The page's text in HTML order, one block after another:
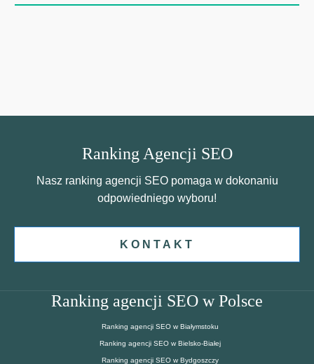
Ranking Agencji SEO
Nasz ranking agencji SEO pomaga w dokonaniu
odpowiedniego wyboru!
KONTAKT
Ranking agencji SEO w Polsce
Ranking agencji SEO w Białymstoku
Ranking agencji SEO w Bielsko-Białej
Ranking agencji SEO w Bydgoszczy